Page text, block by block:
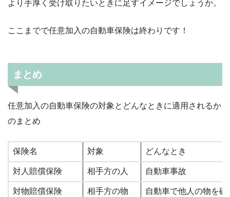
より手厚く受け取りたいときに足すイメージでしょうか。
ここまでで任意加入の自動車保険は終わりです！
まとめ
任意加入の自動車保険の対象とどんなときに適用されるか
のまとめ
保険名 対象 どんなとき
対人賠償保険 相手方の人 自動車事故
対物賠償保険 相手方の物 自動車で他人の物を